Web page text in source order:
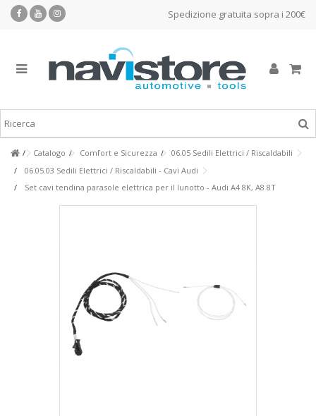
Spedizione gratuita sopra i 200€
Catalogo Comfort e Sicurezza
06.05 Sedili Elettrici / Riscaldabili
06.05.03 Sedili Elettrici / Riscaldabili - Cavi Audi
Set cavi tendina parasole elettrica per il lunotto - Audi A4 8K, A8 8T